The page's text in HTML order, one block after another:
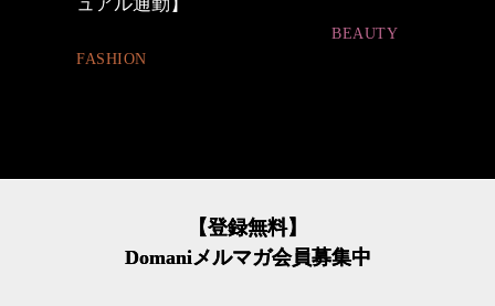
【登録無料】
Domaniメルマガ会員募集中